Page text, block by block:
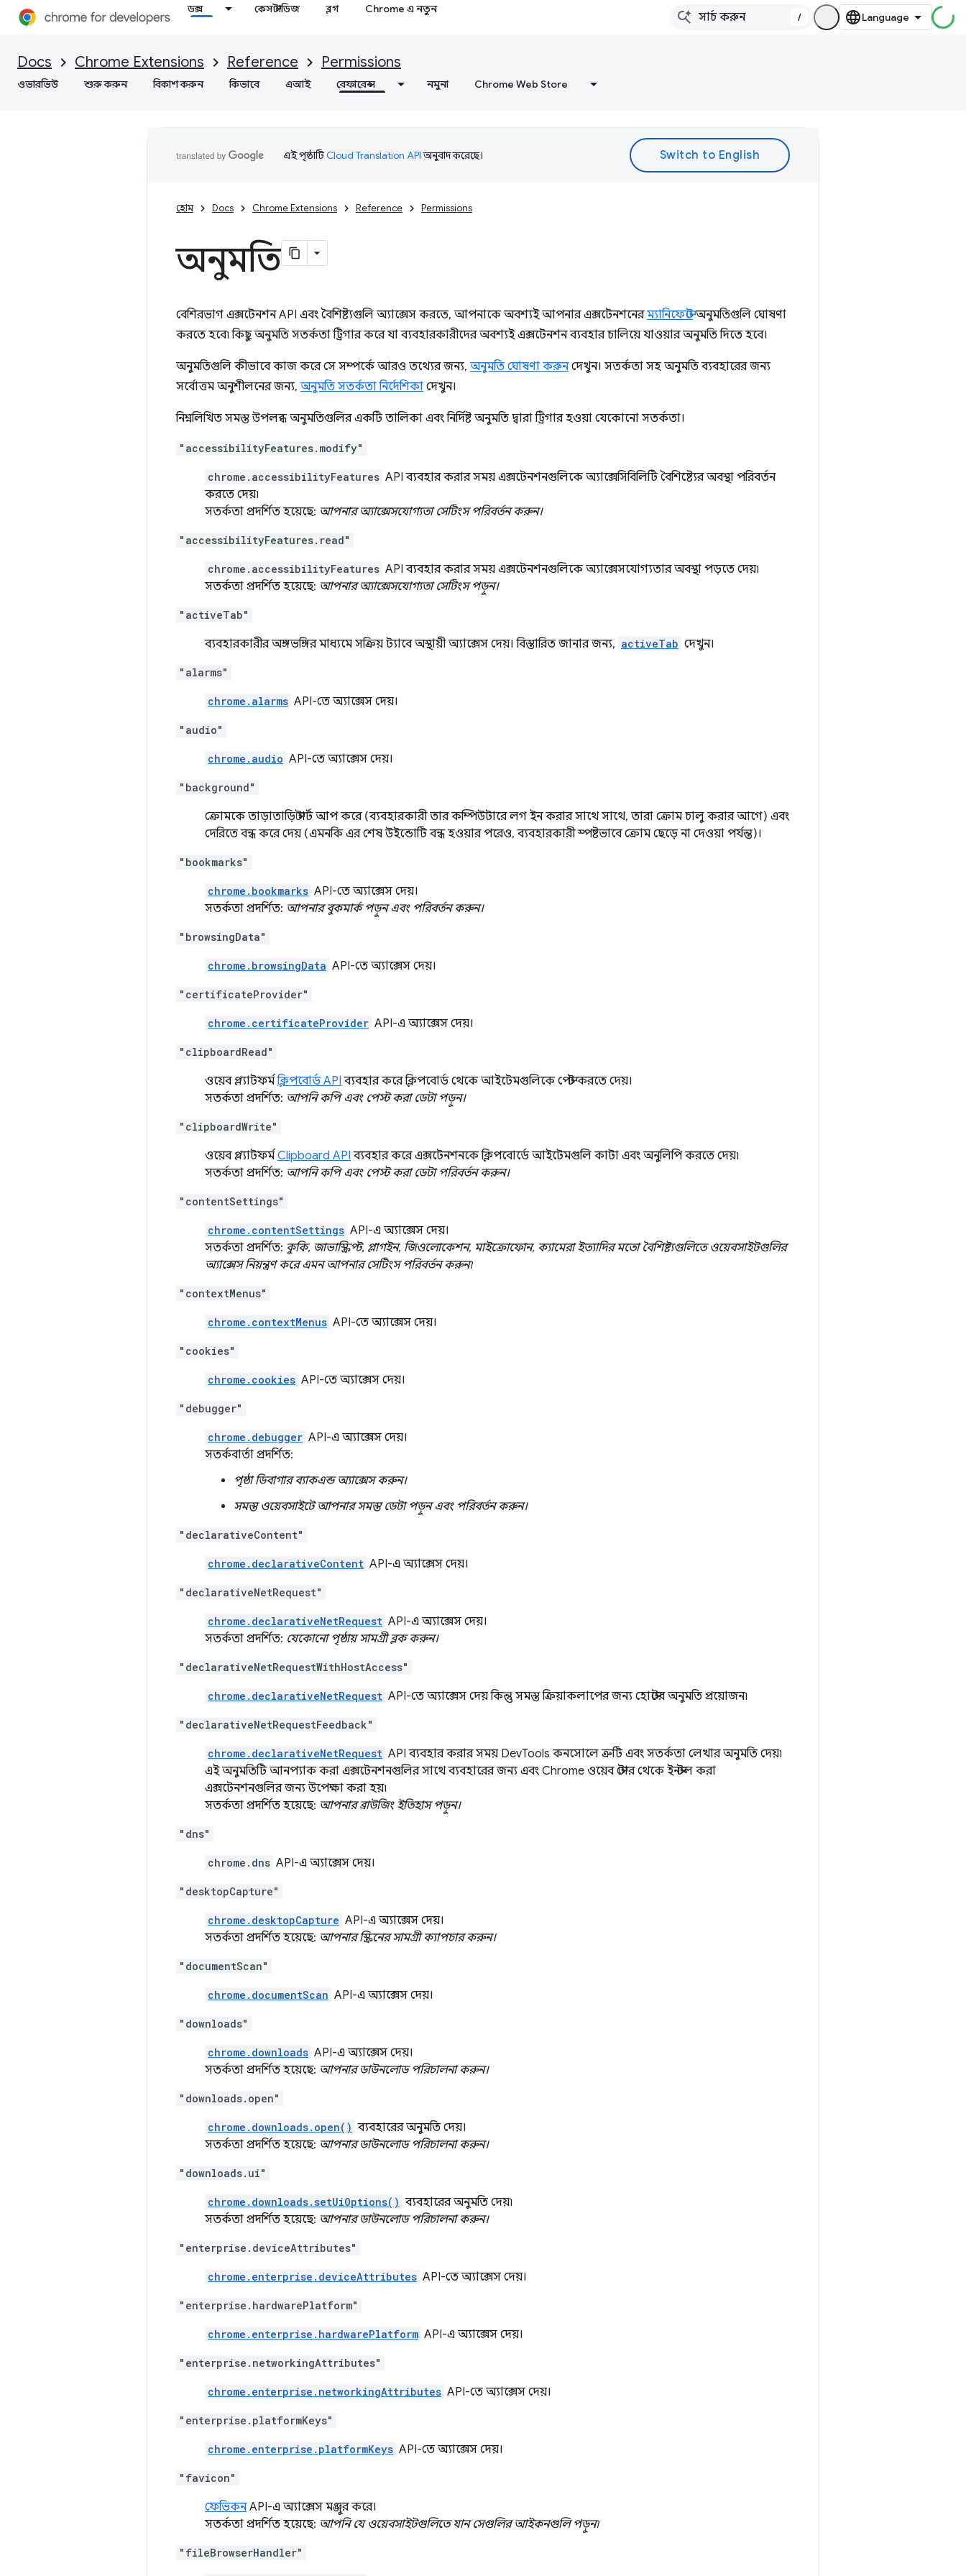
ডক্স কেস স্টাডিজ ব্লগ Chrome এ নতুন
/
Docs Chrome Extensions Reference Permissions
ওভারভিউ শুরু করুন বিকাশ করুন কিভাবে এআই রেফারেন্স নমুনা Chrome Web Store
এই পৃষ্ঠাটিCloud Translation APIঅনুবাদ করেছে।
হোম Docs Chrome Extensions Reference Permissions
অনুমতি
বেশিরভাগ এক্সটেনশন API এবং বৈশিষ্ট্যগুলি অ্যাক্সেস করতে, আপনাকে অবশ্যই আপনার এক্সটেনশনেরম্যানিফেস্টেঅনুমতিগুলি ঘোষণা
করতে হবে৷ কিছু অনুমতি সতর্কতা ট্রিগার করে যা ব্যবহারকারীদের অবশ্যই এক্সটেনশন ব্যবহার চালিয়ে যাওয়ার অনুমতি দিতে হবে।
অনুমতিগুলি কীভাবে কাজ করে সে সম্পর্কে আরও তথ্যের জন্য, অনুমতি ঘোষণা করুনদেখুন। সতর্কতা সহ অনুমতি ব্যবহারের জন্য
সর্বোত্তম অনুশীলনের জন্য, অনুমতি সতর্কতা নির্দেশিকা দেখুন।
নিম্নলিখিত সমস্ত উপলব্ধ অনুমতিগুলির একটি তালিকা এবং নির্দিষ্ট অনুমতি দ্বারা ট্রিগার হওয়া যেকোনো সতর্কতা।
"accessibilityFeatures.modify"
chrome.accessibilityFeatures API ব্যবহার করার সময় এক্সটেনশনগুলিকে অ্যাক্সেসিবিলিটি বৈশিষ্ট্যের অবস্থা পরিবর্তন
করতে দেয়৷
সতর্কতা প্রদর্শিত হয়েছে: আপনার অ্যাক্সেসযোগ্যতা সেটিংস পরিবর্তন করুন।
"accessibilityFeatures.read"
chrome.accessibilityFeatures API ব্যবহার করার সময় এক্সটেনশনগুলিকে অ্যাক্সেসযোগ্যতার অবস্থা পড়তে দেয়৷
সতর্কতা প্রদর্শিত হয়েছে: আপনার অ্যাক্সেসযোগ্যতা সেটিংস পড়ুন।
"activeTab"
ব্যবহারকারীর অঙ্গভঙ্গির মাধ্যমে সক্রিয় ট্যাবে অস্থায়ী অ্যাক্সেস দেয়। বিস্তারিত জানার জন্য, activeTab দেখুন।
"alarms"
chrome.alarms API-তে অ্যাক্সেস দেয়।
"audio"
chrome.audio API-তে অ্যাক্সেস দেয়।
"background"
ক্রোমকে তাড়াতাড়ি স্টার্ট আপ করে (ব্যবহারকারী তার কম্পিউটারে লগ ইন করার সাথে সাথে, তারা ক্রোম চালু করার আগে) এবং
দেরিতে বন্ধ করে দেয় (এমনকি এর শেষ উইন্ডোটি বন্ধ হওয়ার পরেও, ব্যবহারকারী স্পষ্টভাবে ক্রোম ছেড়ে না দেওয়া পর্যন্ত)।
"bookmarks"
chrome.bookmarks API-তে অ্যাক্সেস দেয়।
সতর্কতা প্রদর্শিত: আপনার বুকমার্ক পড়ুন এবং পরিবর্তন করুন।
"browsingData"
chrome.browsingData API-তে অ্যাক্সেস দেয়।
"certificateProvider"
chrome.certificateProvider API-এ অ্যাক্সেস দেয়।
"clipboardRead"
ওয়েব প্ল্যাটফর্মক্লিপবোর্ড API ব্যবহার করে ক্লিপবোর্ড থেকে আইটেমগুলিকে পেস্ট করতে দেয়।
সতর্কতা প্রদর্শিত: আপনি কপি এবং পেস্ট করা ডেটা পড়ুন।
"clipboardWrite"
ওয়েব প্ল্যাটফর্ম Clipboard API ব্যবহার করে এক্সটেনশনকে ক্লিপবোর্ডে আইটেমগুলি কাটা এবং অনুলিপি করতে দেয়৷
সতর্কতা প্রদর্শিত: আপনি কপি এবং পেস্ট করা ডেটা পরিবর্তন করুন।
"contentSettings"
chrome.contentSettings API-এ অ্যাক্সেস দেয়।
সতর্কতা প্রদর্শিত: কুকি, জাভাস্ক্রিপ্ট, প্লাগইন, জিওলোকেশন, মাইক্রোফোন, ক্যামেরা ইত্যাদির মতো বৈশিষ্ট্যগুলিতে ওয়েবসাইটগুলির
অ্যাক্সেস নিয়ন্ত্রণ করে এমন আপনার সেটিংস পরিবর্তন করুন৷
"contextMenus"
chrome.contextMenus API-তে অ্যাক্সেস দেয়।
"cookies"
chrome.cookies API-তে অ্যাক্সেস দেয়।
"debugger"
chrome.debugger API-এ অ্যাক্সেস দেয়।
সতর্কবার্তা প্রদর্শিত:
পৃষ্ঠা ডিবাগার ব্যাকএন্ড অ্যাক্সেস করুন।
সমস্ত ওয়েবসাইটে আপনার সমস্ত ডেটা পড়ুন এবং পরিবর্তন করুন।
"declarativeContent"
chrome.declarativeContent API-এ অ্যাক্সেস দেয়।
"declarativeNetRequest"
chrome.declarativeNetRequest API-এ অ্যাক্সেস দেয়।
সতর্কতা প্রদর্শিত: যেকোনো পৃষ্ঠায় সামগ্রী ব্লক করুন।
"declarativeNetRequestWithHostAccess"
chrome.declarativeNetRequest API-তে অ্যাক্সেস দেয় কিন্তু সমস্ত ক্রিয়াকলাপের জন্য হোস্টের অনুমতি প্রয়োজন৷
"declarativeNetRequestFeedback"
chrome.declarativeNetRequest API ব্যবহার করার সময় DevTools কনসোলে ত্রুটি এবং সতর্কতা লেখার অনুমতি দেয়৷
এই অনুমতিটি আনপ্যাক করা এক্সটেনশনগুলির সাথে ব্যবহারের জন্য এবং Chrome ওয়েব স্টোর থেকে ইনস্টল করা
এক্সটেনশনগুলির জন্য উপেক্ষা করা হয়৷
সতর্কতা প্রদর্শিত হয়েছে: আপনার ব্রাউজিং ইতিহাস পড়ুন।
"dns"
chrome.dns API-এ অ্যাক্সেস দেয়।
"desktopCapture"
chrome.desktopCapture API-এ অ্যাক্সেস দেয়।
সতর্কতা প্রদর্শিত হয়েছে: আপনার স্ক্রিনের সামগ্রী ক্যাপচার করুন।
"documentScan"
chrome.documentScan API-এ অ্যাক্সেস দেয়।
"downloads"
chrome.downloads API-এ অ্যাক্সেস দেয়।
সতর্কতা প্রদর্শিত হয়েছে: আপনার ডাউনলোড পরিচালনা করুন।
"downloads.open"
chrome.downloads.open() ব্যবহারের অনুমতি দেয়।
সতর্কতা প্রদর্শিত হয়েছে: আপনার ডাউনলোড পরিচালনা করুন।
"downloads.ui"
chrome.downloads.setUiOptions() ব্যবহারের অনুমতি দেয়৷
সতর্কতা প্রদর্শিত হয়েছে: আপনার ডাউনলোড পরিচালনা করুন।
"enterprise.deviceAttributes"
chrome.enterprise.deviceAttributes API-তে অ্যাক্সেস দেয়।
"enterprise.hardwarePlatform"
chrome.enterprise.hardwarePlatform API-এ অ্যাক্সেস দেয়।
"enterprise.networkingAttributes"
chrome.enterprise.networkingAttributes API-তে অ্যাক্সেস দেয়।
"enterprise.platformKeys"
chrome.enterprise.platformKeys API-তে অ্যাক্সেস দেয়।
"favicon"
ফেভিকনAPI-এ অ্যাক্সেস মঞ্জুর করে।
সতর্কতা প্রদর্শিত হয়েছে: আপনি যে ওয়েবসাইটগুলিতে যান সেগুলির আইকনগুলি পড়ুন৷
"fileBrowserHandler"